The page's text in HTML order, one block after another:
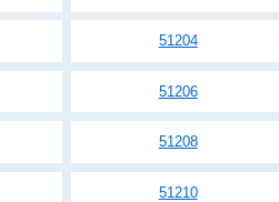
51204
51206
51208
51210